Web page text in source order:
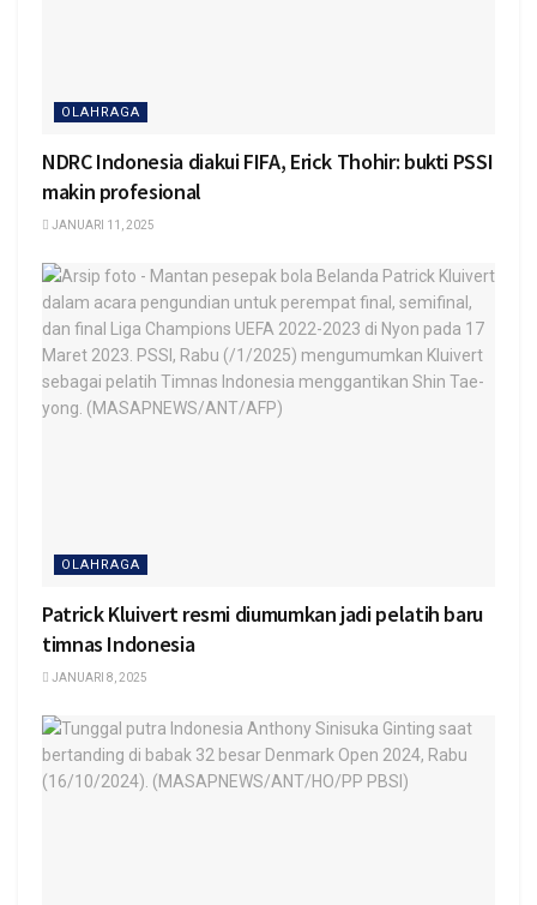
OLAHRAGA
NDRC Indonesia diakui FIFA, Erick Thohir: bukti PSSI
makin profesional
JANUARI 11, 2025
OLAHRAGA
Patrick Kluivert resmi diumumkan jadi pelatih baru
timnas Indonesia
JANUARI 8, 2025